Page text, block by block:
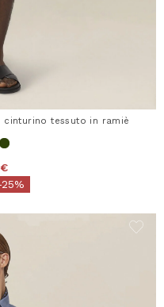
tessuto in ramiè
from